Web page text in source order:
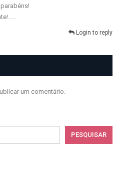
Login to reply
um comentário.
PESQUISAR